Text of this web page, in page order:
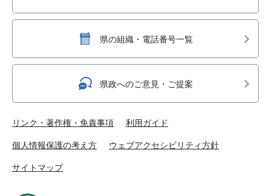
県の組織・電話番号一覧
県政へのご意見・ご提案
リンク・著作権・免責事項 利用ガイド
個人情報保護の考え方 ウェブアクセシビリティ方針
サイトマップ